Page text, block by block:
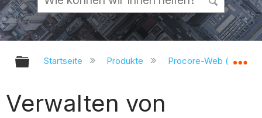
Globale Hierarchie auf- und
Startseite Produkte Procore-Web
Verwalten von